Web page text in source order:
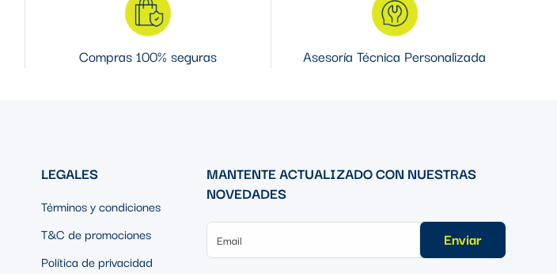
Compras 100% seguras Asesoría Técnica Personalizada
LEGALES
Términos y condiciones
T&C de promociones
Política de privacidad
MANTENTE ACTUALIZADO CON NUESTRAS
NOVEDADES
Enviar